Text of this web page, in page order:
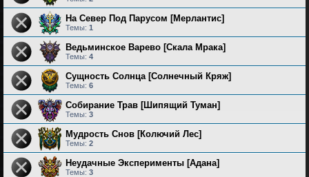
На Север Под Парусом [Мерлантис]
Темы: 1
Ведьминское Варево [Скала Мрака]
Темы: 4
Сущность Солнца [Солнечный Кряж]
Темы: 6
Собирание Трав [Шипящий Туман]
Темы: 3
Мудрость Снов [Колючий Лес]
Темы: 2
Неудачные Эксперименты [Адана]
Темы: 3